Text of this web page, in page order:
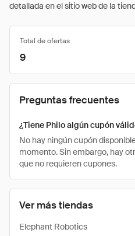
detallada en el sitio web de la
Ver más tiendas
Elephant Robotics
Total de ofertas
9
Preguntas frecuentes
¿Tiene Philo algún cupón
No hay ningún cupón
momento. Sin embargo, hay
que no requieren cupones.